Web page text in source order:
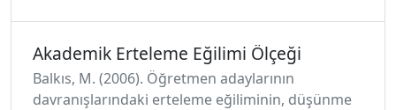
Akademik Erteleme Eğilimi Ölçeği
Balkıs, M. (2006). Öğretmen adaylarının
davranışlarındaki erteleme eğiliminin, düşünme